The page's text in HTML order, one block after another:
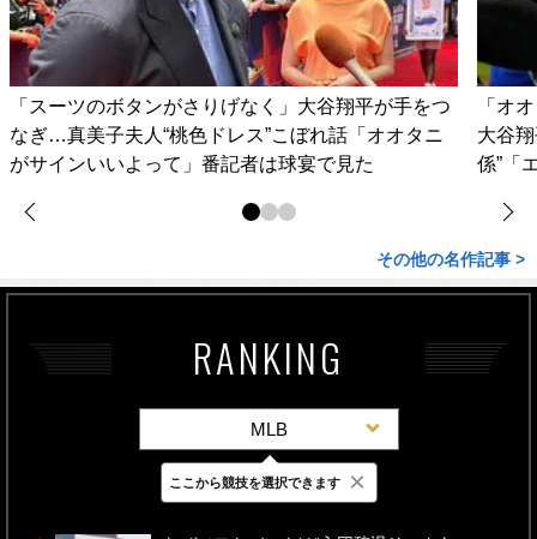
「スーツのボタンがさりげなく」大谷翔平が手をつ
なぎ…真美子夫人“桃色ドレス”こぼれ話「オオタニ
がサインいいよって」番記者は球宴で見た
「オ
大谷
係”「
その他の名作記事 >
RANKING
MLB
最新 24時間 週間
ここから競技を選択できます ×